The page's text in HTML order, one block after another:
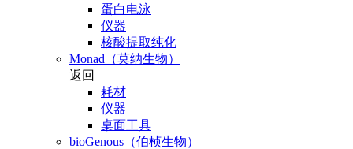
蛋白电泳
仪器
核酸提取纯化
Monad（莫纳生物）
返回
耗材
仪器
桌面工具
bioGenous（伯桢生物）